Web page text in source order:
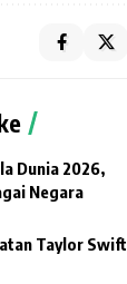
Dunia 2026,
Negara
Taylor Swift